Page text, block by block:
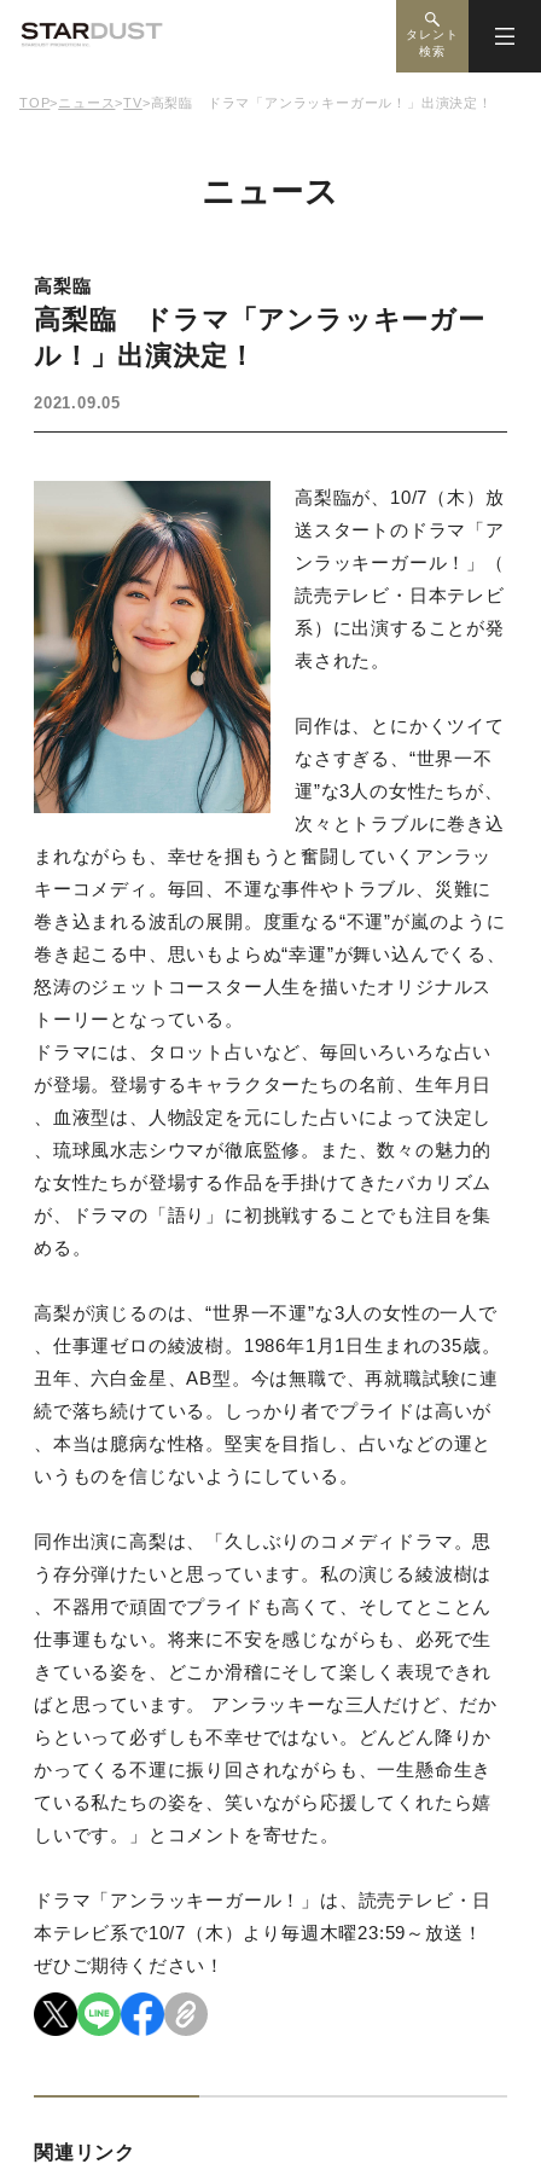
タレント
検索
TOP> ニュース>TV>高梨臨 ドラマ「アンラッキーガール！」出演決定！
ニュース
高梨臨
高梨臨 ドラマ「アンラッキーガー
ル！」出演決定！
2021.09.05
高梨臨が、10/7（木）放
送スタートのドラマ「ア
ンラッキーガール！」（
読売テレビ・日本テレビ
系）に出演することが発
表された。
同作は、とにかくツイて
なさすぎる、“世界一不
運”な3人の女性たちが、
次々とトラブルに巻き込
まれながらも、幸せを掴もうと奮闘していくアンラッ
キーコメディ。毎回、不運な事件やトラブル、災難に
巻き込まれる波乱の展開。度重なる“不運”が嵐のように
巻き起こる中、思いもよらぬ“幸運”が舞い込んでくる、
怒涛のジェットコースター人生を描いたオリジナルス
トーリーとなっている。
ドラマには、タロット占いなど、毎回いろいろな占い
が登場。登場するキャラクターたちの名前、生年月日
、血液型は、人物設定を元にした占いによって決定し
、琉球風水志シウマが徹底監修。また、数々の魅力的
な女性たちが登場する作品を手掛けてきたバカリズム
が、ドラマの「語り」に初挑戦することでも注目を集
める。
高梨が演じるのは、“世界一不運”な3人の女性の一人で
、仕事運ゼロの綾波樹。1986年1月1日生まれの35歳。
丑年、六白金星、AB型。今は無職で、再就職試験に連
続で落ち続けている。しっかり者でプライドは高いが
、本当は臆病な性格。堅実を目指し、占いなどの運と
いうものを信じないようにしている。
同作出演に高梨は、「久しぶりのコメディドラマ。思
う存分弾けたいと思っています。私の演じる綾波樹は
、不器用で頑固でプライドも高くて、そしてとことん
仕事運もない。将来に不安を感じながらも、必死で生
きている姿を、どこか滑稽にそして楽しく表現できれ
ばと思っています。 アンラッキーな三人だけど、だか
らといって必ずしも不幸せではない。どんどん降りか
かってくる不運に振り回されながらも、一生懸命生き
ている私たちの姿を、笑いながら応援してくれたら嬉
しいです。」とコメントを寄せた。
ドラマ「アンラッキーガール！」は、読売テレビ・日
本テレビ系で10/7（木）より毎週木曜23:59～放送！
ぜひご期待ください！
関連リンク